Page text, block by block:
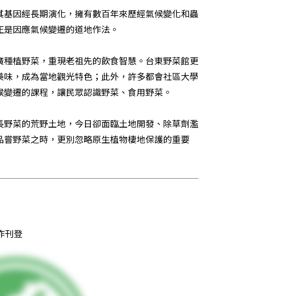
因經長期演化，擁有數百年來歷經氣候變化和蟲
因應氣候變遷的道地作法。
植野菜，重現老祖先的飲食智慧。台東野菜館更
，成為當地觀光特色；此外，許多都會社區大學
遷的課程，讓民眾認識野菜、食用野菜。
菜的荒野土地，今日卻面臨土地開發、除草劑濫
野菜之時，更別忽略原生植物棲地保護的重要
刊登